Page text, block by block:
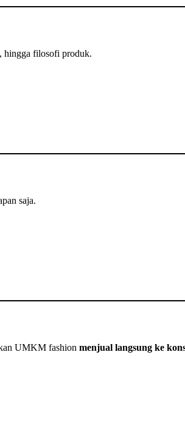
hingga filosofi produk.
saja.
UMKM fashion menjual langsung ke